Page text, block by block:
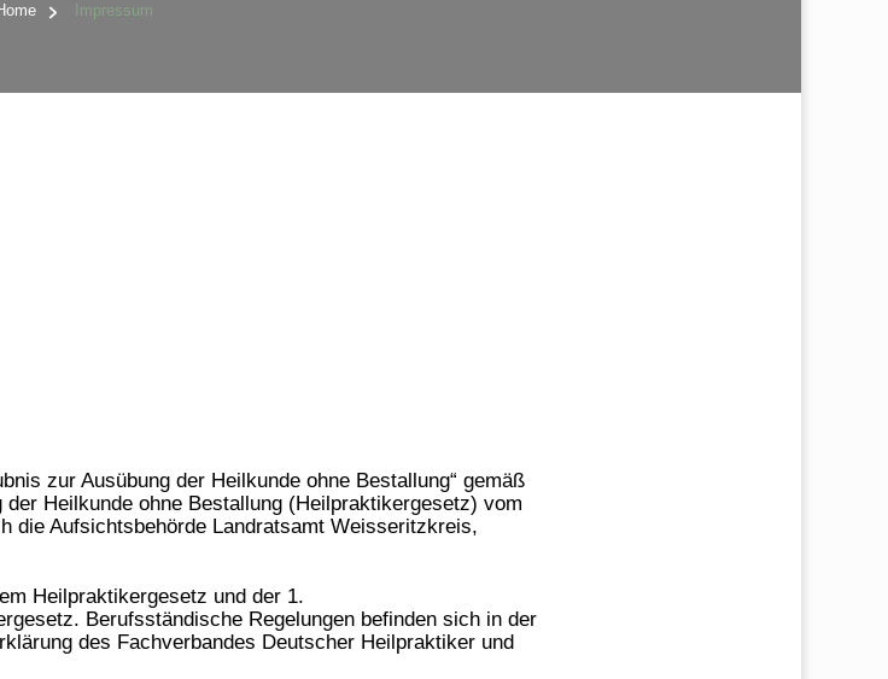
Impressum
zur Ausübung der Heilkunde ohne Bestallung“ gemäß
Heilkunde ohne Bestallung (Heilpraktikergesetz) vom
die Aufsichtsbehörde Landratsamt Weisseritzkreis,
Heilpraktikergesetz und der 1.
Berufsständische Regelungen befinden sich in der
des Fachverbandes Deutscher Heilpraktiker und